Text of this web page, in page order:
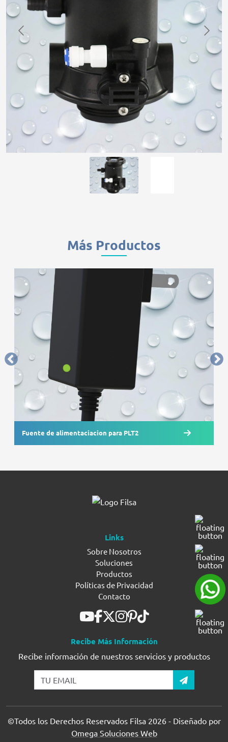
Más Productos
Fuente de alimentaciacion para PLT2
Links
Sobre Nosotros
Soluciones
Productos
Políticas de Privacidad
Contacto
Recibe Más Información
Recibe información de nuestros servicios y productos
©Todos los Derechos Reservados Filsa 2026 - Diseñado por
Omega Soluciones Web